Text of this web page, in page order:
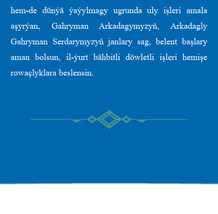
hem-de dünýä ýaýylmagy ugrunda uly işleri amala
aşyrýan, Gahryman Arkadagymyzyň, Arkadagly
Gahryman Serdarymyzyň janlary sag, belent başlary
aman bolsun, il-ýurt bähbitli döwletli işleri hemişe
rowaçlyklara beslensin.